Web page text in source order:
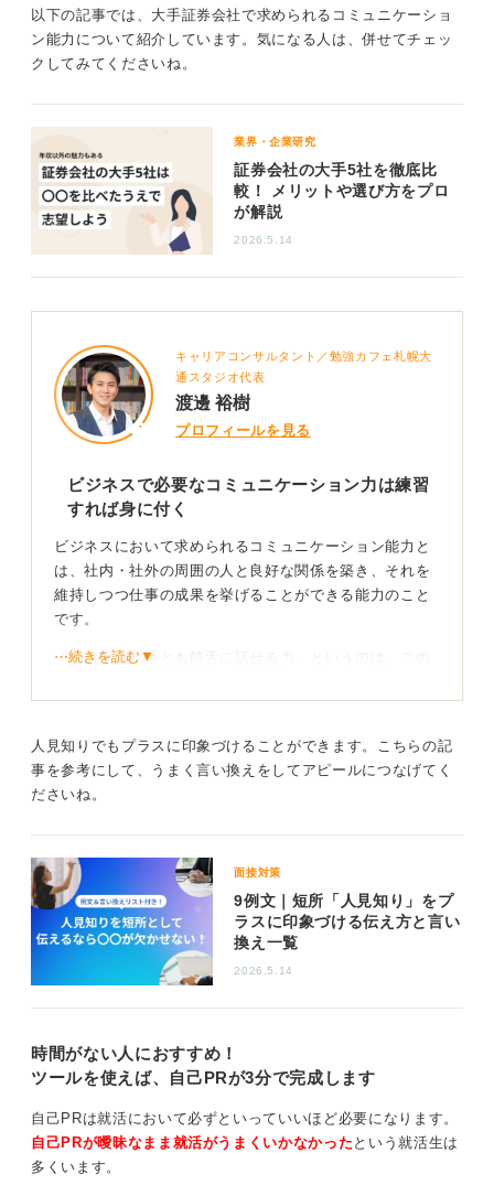
以下の記事では、大手証券会社で求められるコミュニケーショ
ン能力について紹介しています。気になる人は、併せてチェッ
クしてみてくださいね。
業界・企業研究
証券会社の大手5社を徹底比
較！ メリットや選び方をプロ
が解説
2026.5.14
キャリアコンサルタント／勉強カフェ札幌大
通スタジオ代表
渡邊 裕樹
プロフィールを見る
ビジネスで必要なコミュニケーション力は練習
すれば身に付く
ビジネスにおいて求められるコミュニケーション能力と
は、社内・社外の周囲の人と良好な関係を築き、それを
維持しつつ仕事の成果を挙げることができる能力のこと
です。
「初対面の相手とも饒舌に話せる力」というのは、この
かありません。たとえ饒舌に話せたとしても、相手が不
ないのでコミュニケーション能力が低いといえます。
また、初対面の人とビジネス上の会話をある程度スムー
たとえるなら「自転車に乗れるようになる」くらいの感
覚です。さっとすぐに乗れる人もいれば、何度も失敗し
て繰り返し練習し、やっと乗れるようになる人もいま
す。それでも最終的にはほとんどの人が乗りこなせるよ
うになる、そういうスキルだと思ってください。
いいのか」や「こういう場合は、こんなふうに返せばい
いのか」という知識と経験が蓄積されていき、今よりず
っと楽に話ができるようになると思います。
社会人のコミュニケーションは対面での会話だけで
⋯続きを読む▼
人見知りでもプラスに印象づけることができます。こちらの記
事を参考にして、うまく言い換えをしてアピールにつなげてく
ださいね。
面接対策
9例文｜短所「人見知り」をプ
ラスに印象づける伝え方と言い
換え一覧
2026.5.14
時間がない人におすすめ！
ツールを使えば、自己PRが3分で完成します
自己PRは就活において必ずといっていいほど必要になります。
自己PRが曖昧なまま就活がうまくいかなかった という就活生は
多くいます。